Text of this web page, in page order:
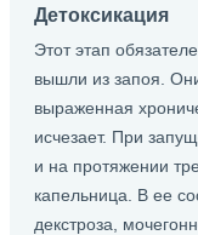
Детоксикация
Этот этап
вышли из запоя.
выраженная
исчезает. При
и на протяжении
капельница. В ее
декстроза,